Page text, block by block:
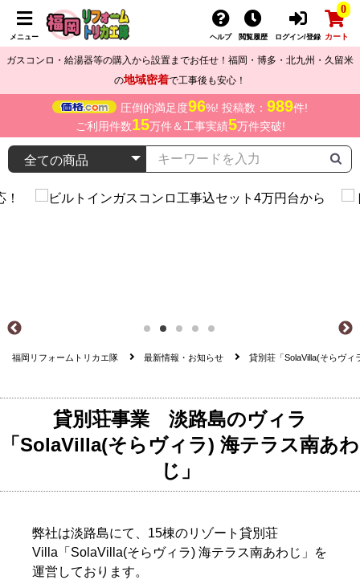
メニュー ヘルプ 閲覧履歴 ログイン/登録
0
カート
ガスコンロ・給湯器等の購入から設置までお任せ！福岡・博多・北九州・久留米
の地域密着で工事後も安心！
圧倒的満足度96%! 投稿数： 989件!
ご利用件数15万件＆工事実績5万件突破!
福岡リフォームトリカエ隊 最新情報・お知らせ 貸別荘「SolaVilla(そらヴィ
貸別荘事業 淡路島のヴィラ
「SolaVilla(そらヴィラ) 海テラス南あわ
じ」
弊社は淡路島にて、15棟のリゾート貸別荘
Villa「SolaVilla(そらヴィラ) 海テラス南あわじ」を
運営しております。